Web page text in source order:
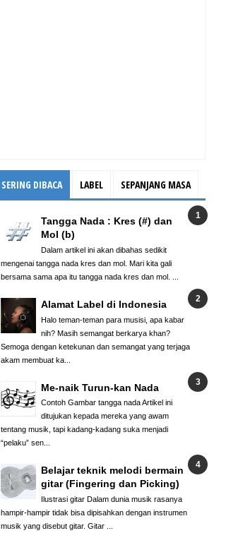
SERING DIBACA LABEL SEPANJANG MASA
Tangga Nada : Kres (#) dan
Mol (b)
Dalam artikel ini akan dibahas sedikit
mengenai tangga nada kres dan mol. Mari kita gali
bersama sama apa itu tangga nada kres dan mol. ...
Alamat Label di Indonesia
Halo teman-teman para musisi, apa kabar
nih? Masih semangat berkarya khan?
Semoga dengan ketekunan dan semangat yang terjaga
akam membuat ka...
Me-naik Turun-kan Nada
Contoh Gambar tangga nada Artikel ini
ditujukan kepada mereka yang awam
tentang musik, tapi kadang-kadang suka menjadi
“pelaku” sen...
Belajar teknik melodi bermain
gitar (Fingering dan Picking)
Ilustrasi gitar Dalam dunia musik rasanya
hampir-hampir tidak bisa dipisahkan dengan instrumen
musik yang disebut gitar. Gitar ...